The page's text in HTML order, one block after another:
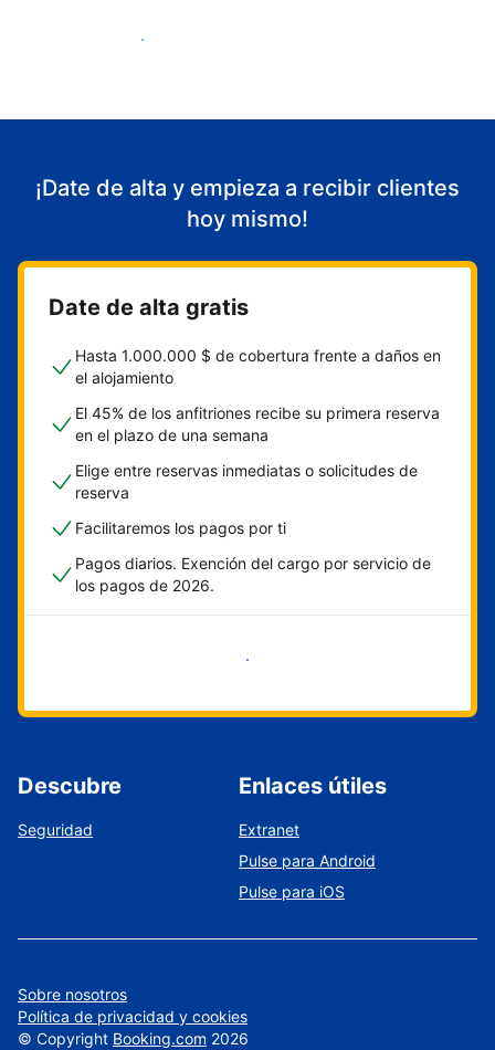
Empieza a recibir clientes
¡Date de alta y empieza a recibir clientes
hoy mismo!
Date de alta gratis
Hasta 1.000.000 $ de cobertura frente a daños en
el alojamiento
El 45% de los anfitriones recibe su primera reserva
en el plazo de una semana
Elige entre reservas inmediatas o solicitudes de
reserva
Facilitaremos los pagos por ti
Pagos diarios. Exención del cargo por servicio de
los pagos de 2026.
Empieza ahora
Descubre
Seguridad
Enlaces útiles
Extranet
Pulse para Android
Pulse para iOS
Sobre nosotros
Política de privacidad y cookies
© Copyright Booking.com 2026